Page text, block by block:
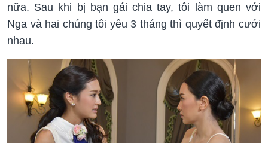
nữa. Sau khi bị bạn gái chia tay, tôi làm quen với
Nga và hai chúng tôi yêu 3 tháng thì quyết định cưới
nhau.